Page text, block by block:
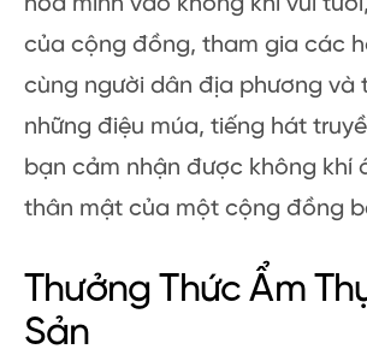
của cộng đồng, tham gia các
cùng người dân địa phương và
những điệu múa, tiếng hát
bạn cảm nhận được không khí
thân mật của một cộng đồng
Thưởng Thức Ẩm
Sản